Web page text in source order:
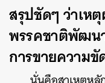
สรุปชัดๆ ว่าเห
พรรคชาติพัฒน
การขายความขั